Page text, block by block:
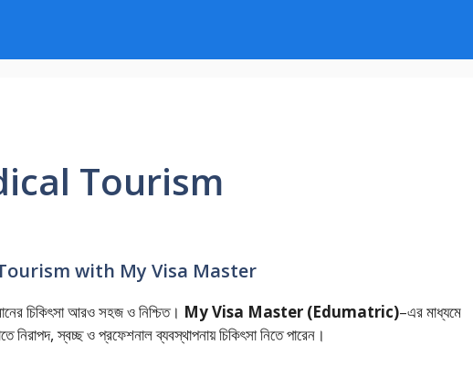
Tourism
with My Visa Master
চিকিৎসা আরও সহজ ও নিশ্চিত। My Visa Master (Edumatric)–এর মাধ্যমে
স্বচ্ছ ও প্রফেশনাল ব্যবস্থাপনায় চিকিৎসা নিতে পারেন।